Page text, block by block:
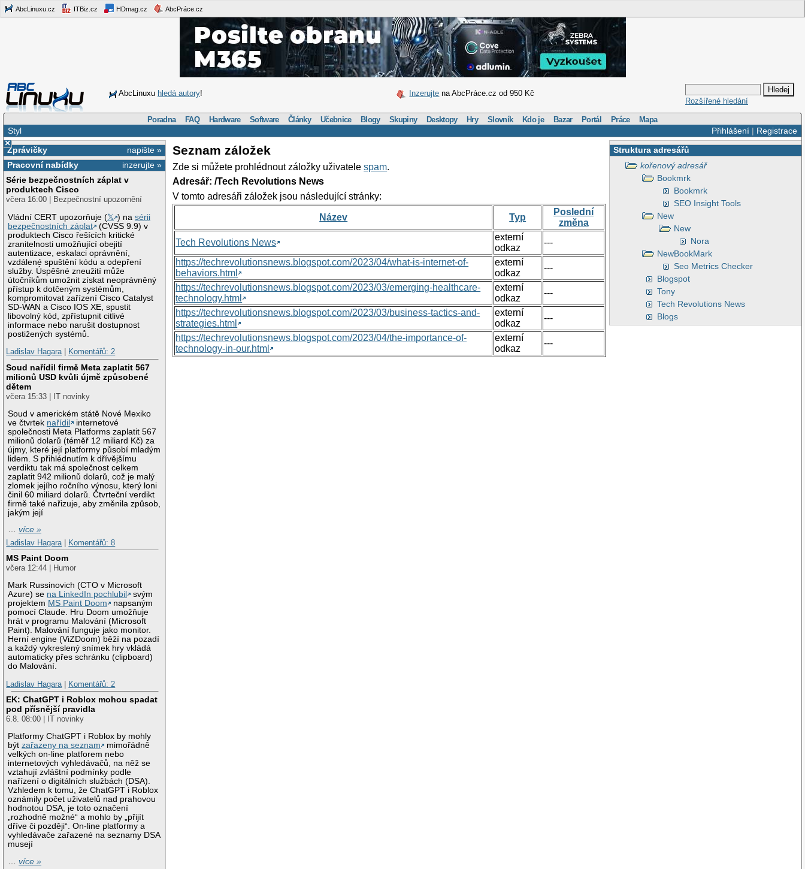
AbcLinuxu.cz ITBiz.cz HDmag.cz AbcPráce.cz
AbcLinuxu hledá autory! Inzerujte na AbcPráce.cz od 950 Kč
Rozšířené hledání
Poradna FAQ Hardware Software Články Učebnice Blogy Skupiny Desktopy Hry Slovník Kdo je Bazar Portál Práce Mapa
Přihlášení| Registrace
Styl
×
napište »
Zprávičky
inzerujte »
Pracovní nabídky
Série bezpečnostních záplat v
produktech Cisco
včera 16:00 | Bezpečnostní upozornění
Vládní CERT upozorňuje (𝕏 ) nasérii
bezpečnostních záplat
(CVSS 9.9) v
produktech Cisco řešících kritické
zranitelnosti umožňující obejití
autentizace, eskalaci oprávnění,
vzdálené spuštění kódu a odepření
služby. Úspěšné zneužití může
útočníkům umožnit získat neoprávněný
přístup k dotčeným systémům,
kompromitovat zařízení Cisco Catalyst
SD-WAN a Cisco IOS XE, spustit
libovolný kód, zpřístupnit citlivé
informace nebo narušit dostupnost
postižených systémů.
Ladislav Hagara| Komentářů: 2
Soud nařídil firmě Meta zaplatit 567
milionů USD kvůli újmě způsobené
dětem
včera 15:33 | IT novinky
Soud v americkém státě Nové Mexiko
ve čtvrtek nařídil
internetové
společnosti Meta Platforms zaplatit 567
milionů dolarů (téměř 12 miliard Kč) za
újmy, které její platformy působí mladým
lidem. S přihlédnutím k dřívějšímu
verdiktu tak má společnost celkem
zaplatit 942 milionů dolarů, což je malý
zlomek jejího ročního výnosu, který loni
činil 60 miliard dolarů. Čtvrteční verdikt
firmě také nařizuje, aby změnila způsob,
jakým její
…více »
Ladislav Hagara
Komentářů: 8
MS Paint Doom
včera 12:44 | Humor
Mark Russinovich (CTO v Microsoft
Azure) se na LinkedIn pochlubil
svým
projektem MS Paint Doom
napsaným
pomocí Claude. Hru Doom umožňuje
hrát v programu Malování (Microsoft
Paint). Malování funguje jako monitor.
Herní engine (ViZDoom) běží na pozadí
a každý vykreslený snímek hry vkládá
automaticky přes schránku (clipboard)
do Malování.
Ladislav Hagara
Komentářů: 2
EK: ChatGPT i Roblox mohou spadat
pod přísnější pravidla
6.8. 08:00 | IT novinky
Platformy ChatGPT i Roblox by mohly
býtzařazeny na seznam
mimořádně
velkých on-line platforem nebo
internetových vyhledávačů, na něž se
vztahují zvláštní podmínky podle
nařízení o digitálních službách (DSA).
Vzhledem k tomu, že ChatGPT i Roblox
oznámily počet uživatelů nad prahovou
hodnotou DSA, je toto označení
„rozhodně možné“ a mohlo by „přijít
dříve či později“. On-line platformy a
vyhledávače zařazené na seznamy DSA
musejí
…více »
Struktura adresářů
kořenový adresář
Bookmrk
Bookmrk
SEO Insight Tools
New
New
Nora
NewBookMark
Seo Metrics Checker
Blogspot
Tony
Tech Revolutions News
Blogs
Seznam záložek
Zde si můžete prohlédnout záložky uživatelespam.
Adresář: /Tech Revolutions News
V tomto adresáři záložek jsou následující stránky:
Název Typ
Poslední
změna
Tech Revolutions News
externí
odkaz
---
https://techrevolutionsnews.blogspot.com/2023/04/what-is-internet-of-
behaviors.html
externí
odkaz
---
https://techrevolutionsnews.blogspot.com/2023/03/emerging-healthcare-
technology.html
externí
odkaz
---
https://techrevolutionsnews.blogspot.com/2023/03/business-tactics-and-
strategies.html
externí
odkaz
---
https://techrevolutionsnews.blogspot.com/2023/04/the-importance-of-
technology-in-our.html
externí
odkaz
---